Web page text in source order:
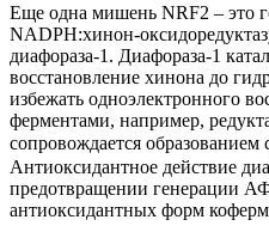
Еще одна мишень NRF2 – это
NADPH:хинон-
диафораза-1. Диафораза-1
восстановление хинона до
избежать одноэлектронного
ферментами, например,
сопровождается образованием
Антиоксидантное действие
предотвращении генерации
антиоксидантных форм